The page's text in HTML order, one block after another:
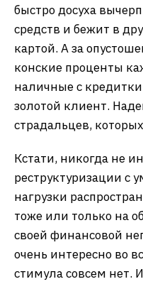
быстро досуха
средств и бежит в
картой. А за
конские проценты
наличные с
золотой клиент.
страдальцев,
Кстати, никогда не
реструктуризации с
нагрузки
тоже или только на
своей финансовой
очень интересно во
стимула совсем нет.